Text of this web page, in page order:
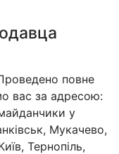
повне
вас за адресою:
у
Мукачево,
Тернопіль,